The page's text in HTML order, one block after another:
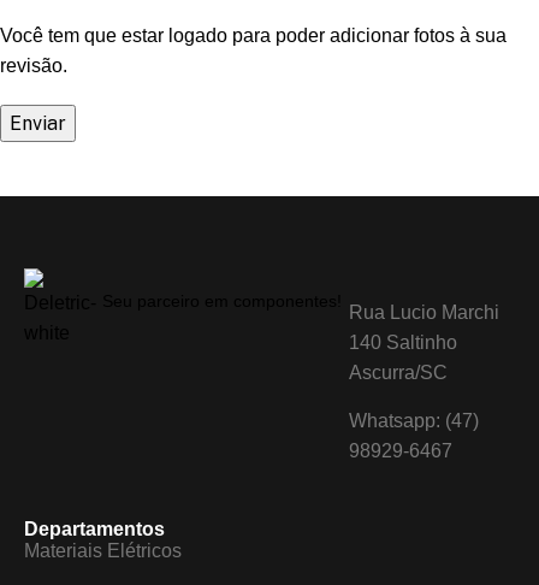
Você tem que estar logado para poder adicionar fotos à sua
revisão.
Rua Lucio Marchi
140 Saltinho
Ascurra/SC
Whatsapp: (47)
98929-6467
Departamentos
Materiais Elétricos